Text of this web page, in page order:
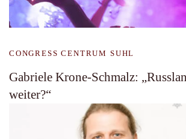
CONGRESS CENTRUM SUHL
Gabriele Krone-Schmalz:
weiter?“